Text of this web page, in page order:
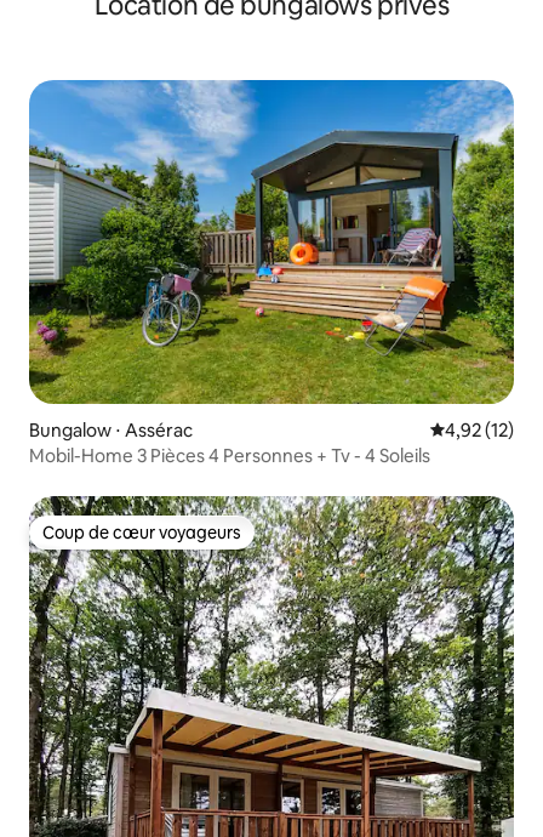
Bungalow ⋅ Assérac Évaluation
4,92 (12)
Mobil-Home 3 Pièces 4 Personnes + Tv - 4 Soleils
Coup de cœur voyageurs
Coup de cœur voyageurs